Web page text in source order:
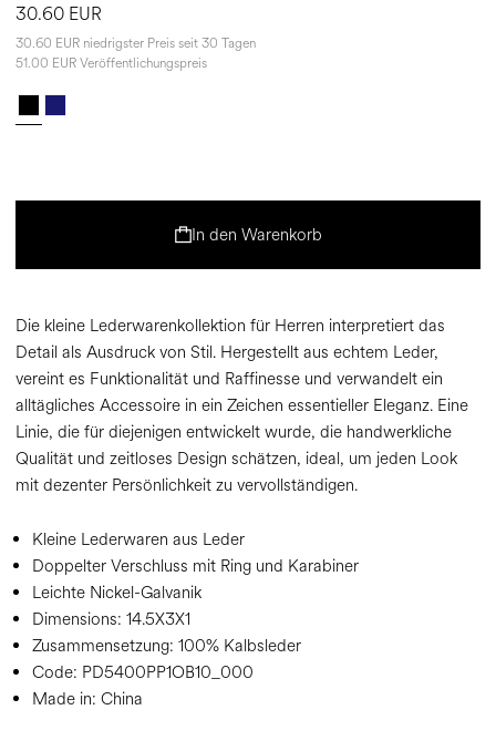
30.60 EUR
30.60 EUR niedrigster Preis seit 30 Tagen
51.00 EUR Veröffentlichungspreis
In den Warenkorb
Die kleine Lederwarenkollektion für Herren interpretiert das
Detail als Ausdruck von Stil. Hergestellt aus echtem Leder,
vereint es Funktionalität und Raffinesse und verwandelt ein
alltägliches Accessoire in ein Zeichen essentieller Eleganz. Eine
Linie, die für diejenigen entwickelt wurde, die handwerkliche
Qualität und zeitloses Design schätzen, ideal, um jeden Look
mit dezenter Persönlichkeit zu vervollständigen.
Kleine Lederwaren aus Leder
Doppelter Verschluss mit Ring und Karabiner
Leichte Nickel-Galvanik
Dimensions: 14.5X3X1
Zusammensetzung: 100% Kalbsleder
Code: PD5400PP1OB10_000
Made in: China